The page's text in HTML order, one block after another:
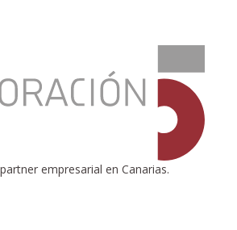
empresarial en Canarias.